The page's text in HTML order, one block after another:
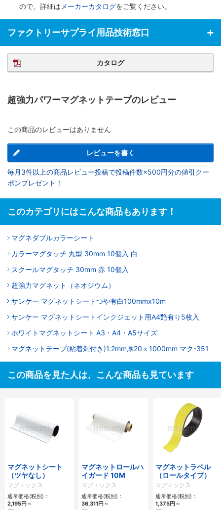
ので、詳細は メーカーカタログをご覧ください。
ファクトリーサプライ用品技術窓口
カタログ
超強力パワーマグネットテープのレビュー
この商品のレビューはありません
レビューを書く
毎月3件以上の商品レビュー投稿で投稿件数×500円分の値引クー
ポンプレゼント！
このカテゴリにはこんな商品もあります！
マグネダブルカラーシート
カラーマグタッチ 丸型 30mm 10個入 白
スクールマグタッチ 30mm 赤 10個入
超強力マグネット（ネオジウム）
サンケー マグネットシートつや有白100mmx10m
サンケー マグネットシートインクジェット用A4艶有り5枚入
ホワイトマグネットシート A3・A4・A5サイズ
マグネットテープ(粘着剤付き)1.2mm厚20ｘ1000mm マク-351
この商品を見た人は、こんな商品も見ています
マグネットシート
（ツヤなし）
マグエックス
通常価格(税別)：
2,195円 ～
マグネットロールハ
イガード 10M
マグエックス
通常価格(税別)：
36,311円 ～
マグネットラベル
（ロールタイプ）
マグエックス
通常価格(税別)：
1,375円 ～